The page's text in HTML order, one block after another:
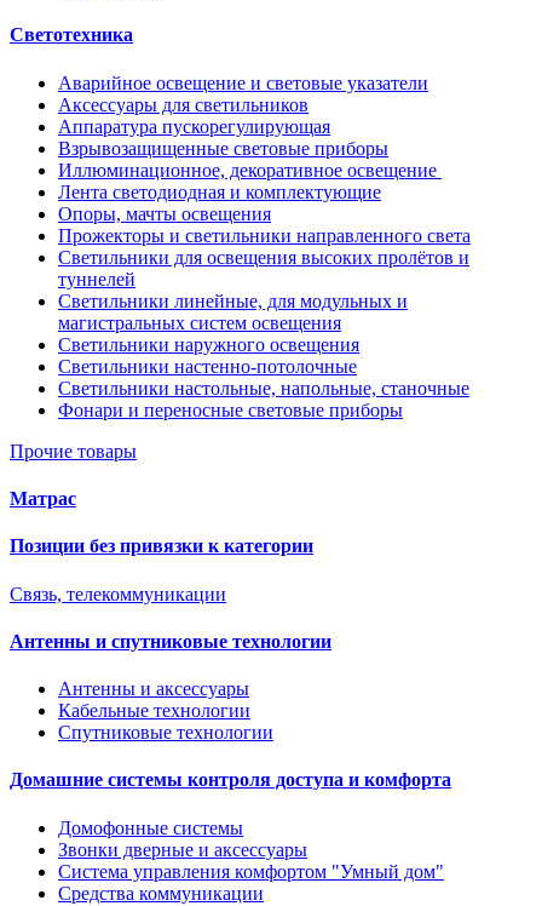
Светотехника
Аварийное освещение и световые указатели
Аксессуары для светильников
Аппаратура пускорегулирующая
Взрывозащищенные световые приборы
Иллюминационное, декоративное освещение
Лента светодиодная и комплектующие
Опоры, мачты освещения
Прожекторы и светильники направленного света
Светильники для освещения высоких пролётов и
туннелей
Светильники линейные, для модульных и
магистральных систем освещения
Светильники наружного освещения
Светильники настенно-потолочные
Светильники настольные, напольные, станочные
Фонари и переносные световые приборы
Прочие товары
Матрас
Позиции без привязки к категории
Связь, телекоммуникации
Антенны и спутниковые технологии
Антенны и аксессуары
Кабельные технологии
Спутниковые технологии
Домашние системы контроля доступа и комфорта
Домофонные системы
Звонки дверные и аксессуары
Система управления комфортом "Умный дом"
Средства коммуникации